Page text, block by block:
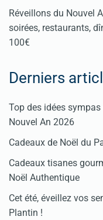
Réveillons du Nouvel
soirées, restaurants,
100€
Derniers
Top des idées
Nouvel An 2026
Cadeaux de Noël du
Cadeaux tisanes
Noël Authentique
Cet été, éveillez vos
Plantin !